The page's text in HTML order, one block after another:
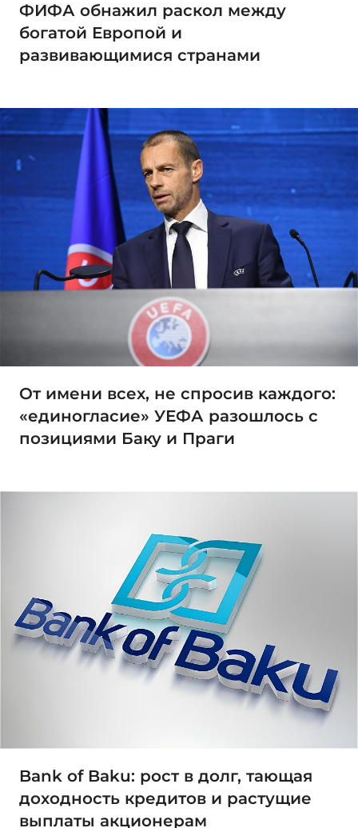
ФИФА обнажил раскол между
богатой Европой и
развивающимися странами
От имени всех, не спросив каждого:
«единогласие» УЕФА разошлось с
позициями Баку и Праги
Bank of Baku: рост в долг, тающая
доходность кредитов и растущие
выплаты акционерам